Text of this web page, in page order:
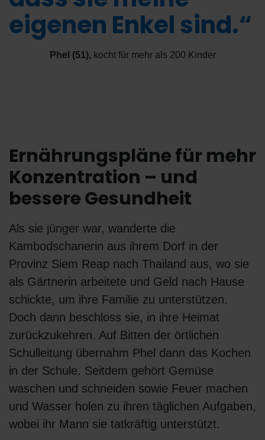
eigenen Enkel sind.“
Phel (51), kocht für mehr als 200 Kinder
Ernährungspläne für mehr
Konzentration – und
bessere Gesundheit
Als sie jünger war, wanderte die
Kambodschanerin aus ihrem Dorf in der
Provinz Siem Reap nach Thailand aus, wo sie
als Gärtnerin arbeitete und Geld nach Hause
schickte, um ihre Familie zu unterstützen.
Doch dann beschloss sie, in ihre Heimat
zurückzukehren. Auf Bitten der örtlichen
Schulleitung übernahm Phel dann das Kochen
in der Schule. Seitdem gehört Gemüse
waschen und schneiden sowie Feuer machen
und Wasser holen zu ihren täglichen Aufgaben,
wobei ihr Mann sie tatkräftig unterstützt.